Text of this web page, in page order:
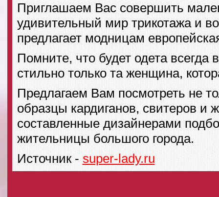
Приглашаем Вас совершить
удивительный мир трикотажа и
предлагает модницам
Помните, что будет одета
стильно только та женщина,
Предлагаем Вам посмотреть не
образцы кардиганов, свитеров и
составленные дизайнерами
жительницы большого города.
Источник - super-lady.ru